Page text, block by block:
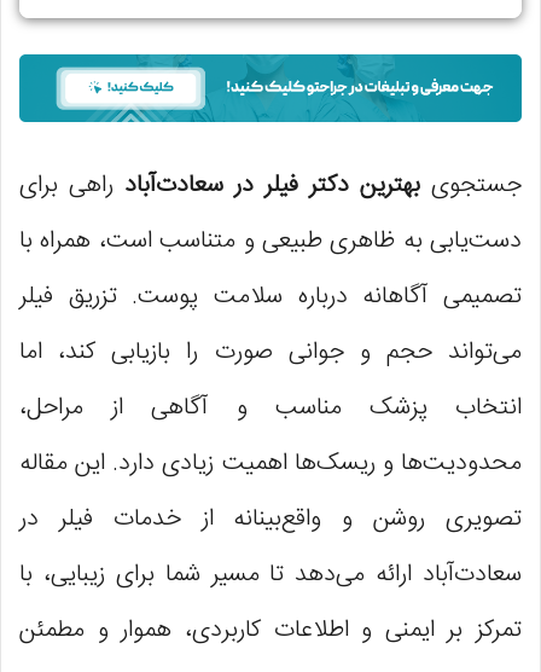
جستجوی بهترین دکتر فیلر در سعادت‌آباد راهی برای
دست‌یابی به ظاهری طبیعی و متناسب است، همراه با
تصمیمی آگاهانه درباره سلامت پوست. تزریق فیلر
می‌تواند حجم و جوانی صورت را بازیابی کند، اما
انتخاب پزشک مناسب و آگاهی از مراحل،
محدودیت‌ها و ریسک‌ها اهمیت زیادی دارد. این مقاله
تصویری روشن و واقع‌بینانه از خدمات فیلر در
سعادت‌آباد ارائه می‌دهد تا مسیر شما برای زیبایی، با
تمرکز بر ایمنی و اطلاعات کاربردی، هموار و مطمئن